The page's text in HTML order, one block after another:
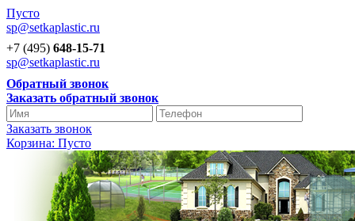
Пусто
sp@setkaplastic.ru
+7 (495) 648-15-71
sp@setkaplastic.ru
Обратный звонок
Заказать обратный звонок
Заказать звонок
Корзина: Пусто